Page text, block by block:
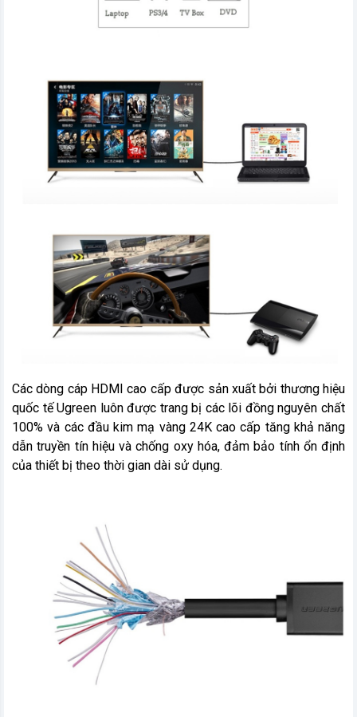
Các dòng cáp HDMI cao cấp được sản xuất bởi thương hiệu
quốc tế Ugreen luôn được trang bị các lõi đồng nguyên chất
100% và các đầu kim mạ vàng 24K cao cấp tăng khả năng
dẫn truyền tín hiệu và chống oxy hóa, đảm bảo tính ổn định
của thiết bị theo thời gian dài sử dụng.